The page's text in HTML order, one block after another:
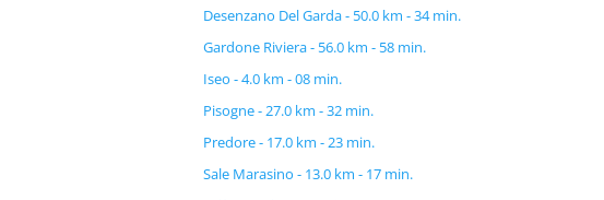
Desenzano Del Garda - 50.0 km - 34 min.
Gardone Riviera - 56.0 km - 58 min.
Iseo - 4.0 km - 08 min.
Pisogne - 27.0 km - 32 min.
Predore - 17.0 km - 23 min.
Sale Marasino - 13.0 km - 17 min.